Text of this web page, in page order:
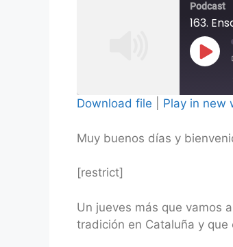
Podcast
163.
Play
RSS FEED
EMBED
Download file Play in new
Muy buenos días y
[restrict]
Un jueves más que vamos
tradición en Cataluña y